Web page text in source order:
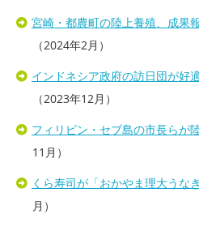
宮崎・都農町の陸上養殖、成果
（2024年2月）
インドネシア政府の訪日団が好
（2023年12月）
フィリピン・セブ島の市長らが
11月）
くら寿司が「おかやま理大うな
月）